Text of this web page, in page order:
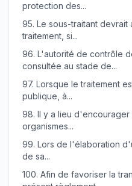
protection des...
95. Le sous-traitant
traitement, si...
96. L'autorité de contrôle
consultée au stade de...
97. Lorsque le traitement
publique, à...
98. Il y a lieu d'encourager
organismes...
99. Lors de l'élaboration
de sa...
100. Afin de favoriser la